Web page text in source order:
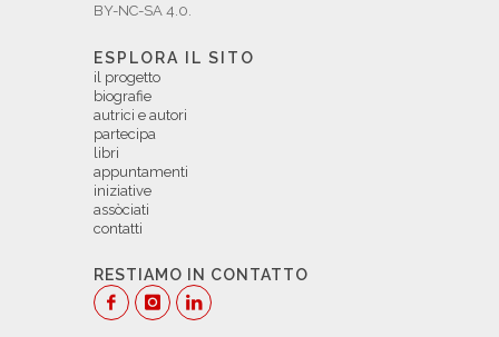
BY-NC-SA 4.0.
ESPLORA IL SITO
il progetto
biografie
autrici e autori
partecipa
libri
appuntamenti
iniziative
assòciati
contatti
RESTIAMO IN CONTATTO